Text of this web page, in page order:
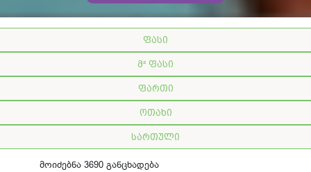
ფასი
მ² ფასი
ფართი
ოთახი
სართული
მოიძებნა 3690 განცხადება